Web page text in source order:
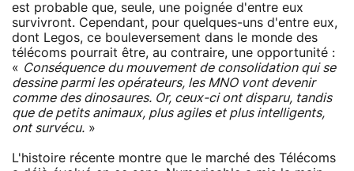
est probable que, seule, une poignée d'entre eux
survivront. Cependant, pour quelques-uns d'entre eux,
dont Legos, ce bouleversement dans le monde des
télécoms pourrait être, au contraire, une opportunité :
« Conséquence du mouvement de consolidation qui se
dessine parmi les opérateurs, les MNO vont devenir
comme des dinosaures. Or, ceux-ci ont disparu, tandis
que de petits animaux, plus agiles et plus intelligents,
ont survécu. »
L'histoire récente montre que le marché des Télécoms